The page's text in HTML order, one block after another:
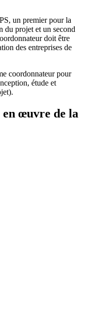
un premier pour la
du projet et un second
doit être
des entreprises de
coordonnateur pour
étude et
en œuvre de la